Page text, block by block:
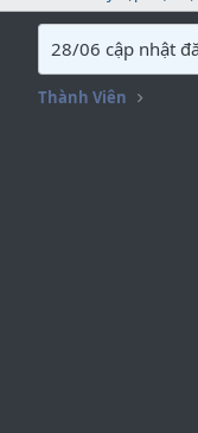
28/06 cập nhật
Thành Viên